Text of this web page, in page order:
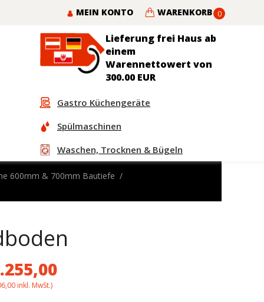
MEIN KONTO 0
WARENKORB
Lieferung frei Haus ab
einem
Warennettowert von
300.00 EUR
Gastro Küchengeräte
Spülmaschinen
Waschen, Trocknen & Bügeln
600mm & 700mm Bautiefe
inkl. MwSt.)